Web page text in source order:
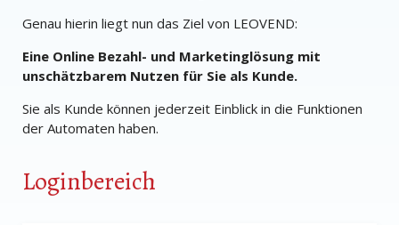
Genau hierin liegt nun das Ziel von LEOVEND:
Eine Online Bezahl- und Marketinglösung mit
unschätzbarem Nutzen für Sie als Kunde.
Sie als Kunde können jederzeit Einblick in die Funktionen
der Automaten haben.
Loginbereich